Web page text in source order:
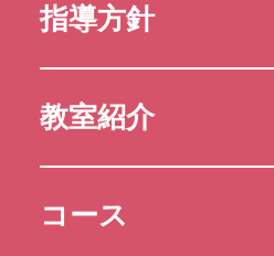
指導方針
教室紹介
コース